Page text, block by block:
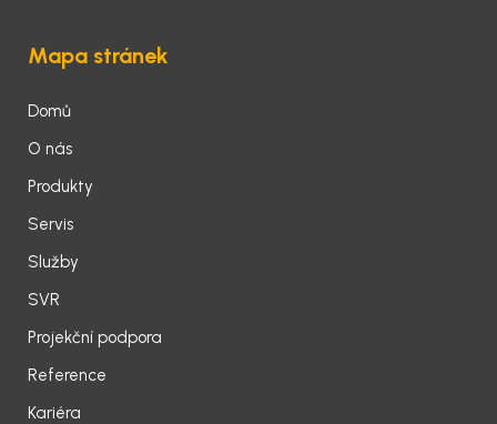
Mapa stránek
Domů
O nás
Produkty
Servis
Služby
SVR
Projekční podpora
Reference
Kariéra